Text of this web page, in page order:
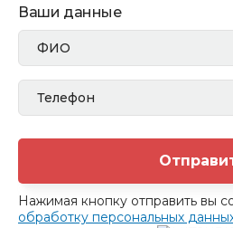
Ваши данные
Нажимая кнопку отправить вы
обработку персональных